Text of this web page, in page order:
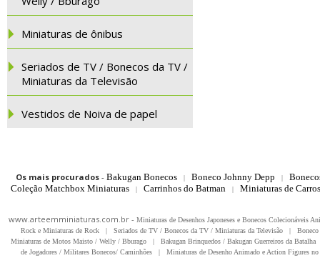
Miniaturas de ônibus
Seriados de TV / Bonecos da TV /
Miniaturas da Televisão
Vestidos de Noiva de papel
Os mais procurados- Bakugan Bonecos | Boneco Johnny Depp |
Coleção Matchbox Miniaturas
| Carrinhos do Batman | Miniaturas de
www.arteemminiaturas.com.br - Miniaturas de Desenhos Japoneses e Bonecos Colecionáveis
Rock e Miniaturas de Rock
| Seriados de TV / Bonecos da TV / Miniaturas da Televisão |
Miniaturas de Motos Maisto / Welly / Bburago
| Bakugan Brinquedos / Bakugan Guerreiros da Batalha
de Jogadores / Militares Bonecos/ Caminhões
|
Miniaturas de Desenho Animado e Action Figures